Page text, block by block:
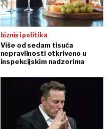
biznis i politika
Više od sedam tisuća
nepravilnosti otkriveno u
inspekcijskim nadzorima